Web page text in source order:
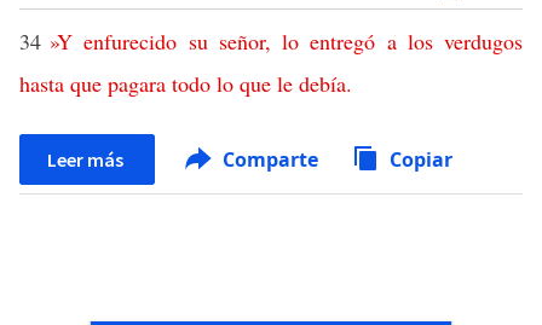
34 »Y enfurecido su señor,lo entregó a los verdugos
hasta que pagara todo lo que le debía.
Leer más Comparte Copiar